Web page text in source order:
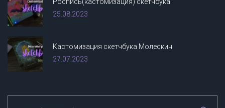
25.08.2023
Кастомизация скетчбука Молескин
27.07.2023